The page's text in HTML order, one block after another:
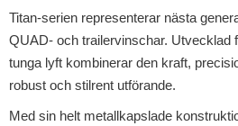
Titan-serien representerar nästa
QUAD- och trailervinschar. Utvecklad
tunga lyft kombinerar den kraft,
robust och stilrent utförande.
Med sin helt metallkapslade